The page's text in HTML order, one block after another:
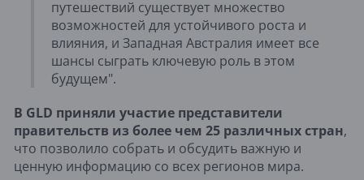
путешествий существует множество
возможностей для устойчивого роста и
влияния, и Западная Австралия имеет все
шансы сыграть ключевую роль в этом
будущем".
В GLD приняли участие представители
правительств из более чем 25 различных стран,
что позволило собрать и обсудить важную и
ценную информацию со всех регионов мира.